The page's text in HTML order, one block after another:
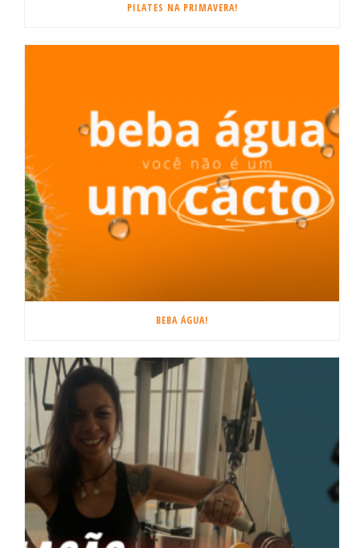
PILATES NA PRIMAVERA!
BEBA ÁGUA!